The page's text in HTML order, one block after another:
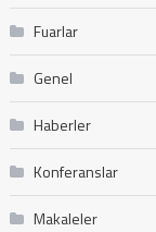
Fuarlar
Genel
Haberler
Konferanslar
Makaleler